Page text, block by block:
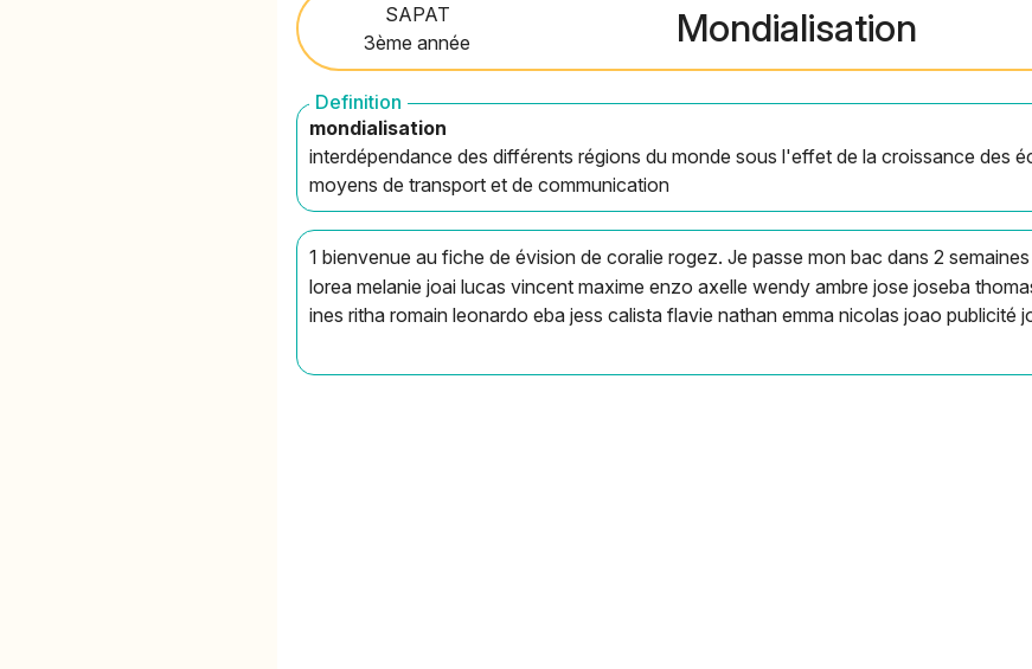
SAPAT
3ème année
Mondialisation
Definition
mondialisation
interdépendance des différents régions du monde sous l'effet de la croissance des
moyens de transport et de communication
1 bienvenue au fiche de évision de coralie rogez. Je passe mon bac dans 2
lorea melanie joai lucas vincent maxime enzo axelle wendy ambre jose joseba
ines ritha romain leonardo eba jess calista flavie nathan emma nicolas joao publicité